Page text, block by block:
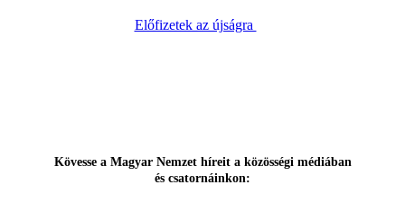
Előfizetek az újságra
Kövesse a Magyar Nemzet híreit a közösségi médiában
és csatornáinkon: